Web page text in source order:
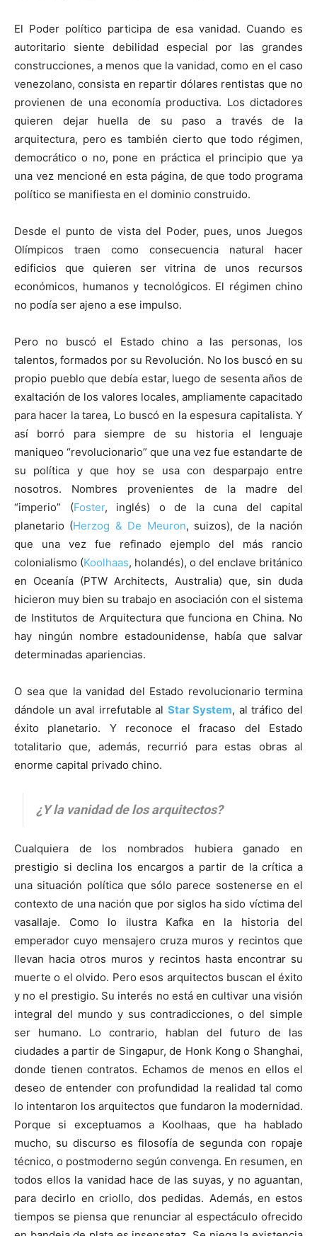
El Poder político participa de esa vanidad. Cuando es
autoritario siente debilidad especial por las grandes
construcciones, a menos que la vanidad, como en el caso
venezolano, consista en repartir dólares rentistas que no
provienen de una economía productiva. Los dictadores
quieren dejar huella de su paso a través de la
arquitectura, pero es también cierto que todo régimen,
democrático o no, pone en práctica el principio que ya
una vez mencioné en esta página, de que todo programa
político se manifiesta en el dominio construido.
Desde el punto de vista del Poder, pues, unos Juegos
Olímpicos traen como consecuencia natural hacer
edificios que quieren ser vitrina de unos recursos
económicos, humanos y tecnológicos. El régimen chino
no podía ser ajeno a ese impulso.
Pero no buscó el Estado chino a las personas, los
talentos, formados por su Revolución. No los buscó en su
propio pueblo que debía estar, luego de sesenta años de
exaltación de los valores locales, ampliamente capacitado
para hacer la tarea, Lo buscó en la espesura capitalista. Y
así borró para siempre de su historia el lenguaje
maniqueo “revolucionario” que una vez fue estandarte de
su política y que hoy se usa con desparpajo entre
nosotros. Nombres provenientes de la madre del
“imperio” (Foster, inglés) o de la cuna del capital
planetario (Herzog & De Meuron, suizos), de la nación
que una vez fue refinado ejemplo del más rancio
colonialismo (Koolhaas, holandés), o del enclave británico
en Oceanía (PTW Architects, Australia) que, sin duda
hicieron muy bien su trabajo en asociación con el sistema
de Institutos de Arquitectura que funciona en China. No
hay ningún nombre estadounidense, había que salvar
determinadas apariencias.
O sea que la vanidad del Estado revolucionario termina
dándole un aval irrefutable al Star System, al tráfico del
éxito planetario. Y reconoce el fracaso del Estado
totalitario que, además, recurrió para estas obras al
enorme capital privado chino.
¿Y la vanidad de los arquitectos?
Cualquiera de los nombrados hubiera ganado en
prestigio si declina los encargos a partir de la crítica a
una situación política que sólo parece sostenerse en el
contexto de una nación que por siglos ha sido víctima del
vasallaje. Como lo ilustra Kafka en la historia del
emperador cuyo mensajero cruza muros y recintos que
llevan hacia otros muros y recintos hasta encontrar su
muerte o el olvido. Pero esos arquitectos buscan el éxito
y no el prestigio. Su interés no está en cultivar una visión
integral del mundo y sus contradicciones, o del simple
ser humano. Lo contrario, hablan del futuro de las
ciudades a partir de Singapur, de Honk Kong o Shanghai,
donde tienen contratos. Echamos de menos en ellos el
deseo de entender con profundidad la realidad tal como
lo intentaron los arquitectos que fundaron la modernidad.
Porque si exceptuamos a Koolhaas, que ha hablado
mucho, su discurso es filosofía de segunda con ropaje
técnico, o postmoderno según convenga. En resumen, en
todos ellos la vanidad hace de las suyas, y no aguantan,
para decirlo en criollo, dos pedidas. Además, en estos
tiempos se piensa que renunciar al espectáculo ofrecido